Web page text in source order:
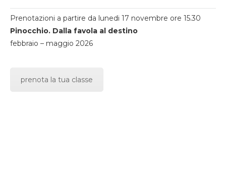
Prenotazioni a partire da lunedi 17 novembre ore 15.30
Pinocchio. Dalla favola al destino
febbraio – maggio 2026
prenota la tua classe